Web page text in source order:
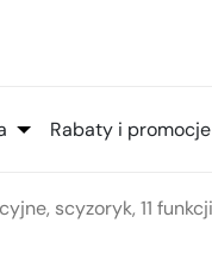
Rabaty i promocje
scyzoryk, 11